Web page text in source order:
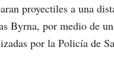
proyectiles a una
Byrna, por medio de
por la Policía de